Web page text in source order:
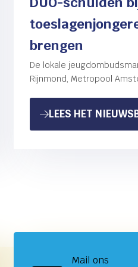
EN CARINA VAN ECK
brengen
De lokale
Rijnmond, Metropool
jongeren die slachtoffer
toeslagenschandaal en…
LEES HET
Mail ons